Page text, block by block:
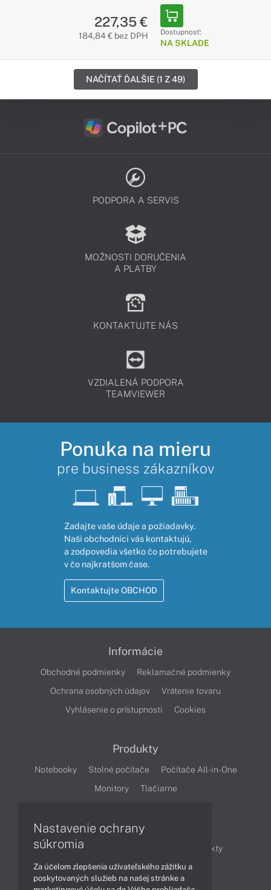
227,35 €
184,84 € bez DPH Dostupnosť:
NA SKLADE
NAČÍTAŤ ĎALŠIE (1 Z 49)
PODPORA A SERVIS
MOŽNOSTI DORUČENIA
A PLATBY
KONTAKTUJTE NÁS
VZDIALENÁ PODPORA
TEAMVIEWER
Ponuka na mieru
pre business zákazníkov
Zadajte vaše údaje a požiadavky.
Naši obchodníci vás kontaktujú,
a zodpovedia všetko čo potrebujete
v čo najkratšom čase.
Kontaktujte OBCHOD
Informácie
Obchodné podmienky
Reklamačné podmienky
Ochrana osobných údajov
Vrátenie tovaru
Vyhlásenie o prístupnosti
Cookies
Produkty
Notebooky Stolné počítače
Počítače All-in-One
Monitory
Tlačiarne
Články
Obchodné informácie
Produkty
Technológie
Videá
Nastavenie ochrany
súkromia
Za účelom zlepšenia užívateľského zážitku a
poskytovaných služieb na našej stránke a